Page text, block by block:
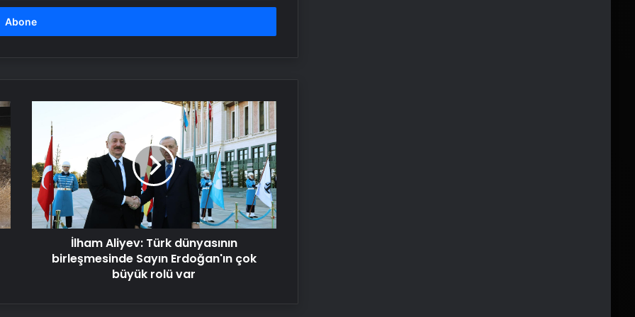
Aliyev:
dünyasının
birleşmesinde
Sayın
Erdoğan'ın
çok
büyük
İlham Aliyev: Türk dünyasının
birleşmesinde Sayın Erdoğan'ın çok
büyük rolü var